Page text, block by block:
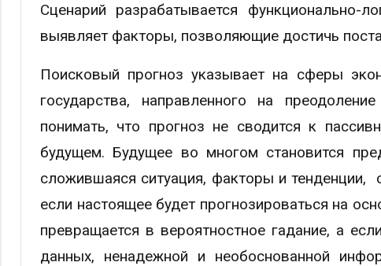
Сценарий разрабатывается функционально-
выявляет факторы, позволяющие достичь
Поисковый прогноз указывает на сферы
государства, направленного на
понимать, что прогноз не сводится к
будущем. Будущее во многом становится
сложившаяся ситуация, факторы и тенденции,
если настоящее будет прогнозироваться на
превращается в вероятностное гадание, а
данных, ненадежной и необоснованной